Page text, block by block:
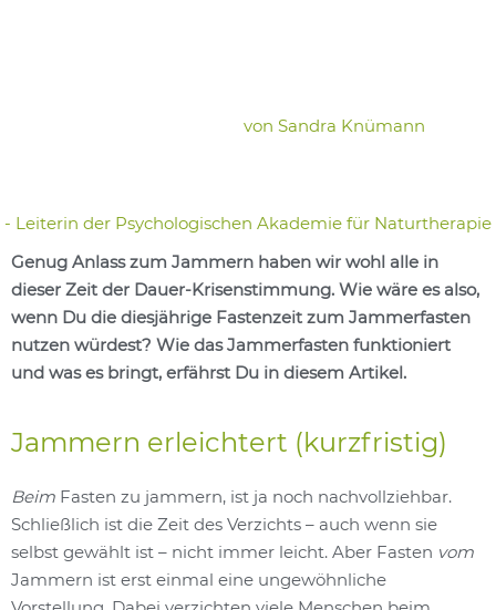
von Sandra Knümann
- Leiterin der Psychologischen Akademie für Naturtherapie
Genug Anlass zum Jammern haben wir wohl alle in
dieser Zeit der Dauer-Krisenstimmung. Wie wäre es also,
wenn Du die diesjährige Fastenzeit zum Jammerfasten
nutzen würdest? Wie das Jammerfasten funktioniert
und was es bringt, erfährst Du in diesem Artikel.
Jammern erleichtert (kurzfristig)
Beim Fasten zu jammern, ist ja noch nachvollziehbar.
Schließlich ist die Zeit des Verzichts – auch wenn sie
selbst gewählt ist – nicht immer leicht. Aber Fasten vom
Jammern ist erst einmal eine ungewöhnliche